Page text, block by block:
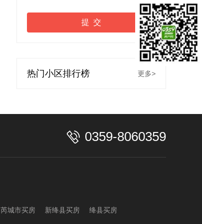
提 交
热门小区排行榜 更多>
0359-8060359
芮城市买房 新绛县买房
绛县买房